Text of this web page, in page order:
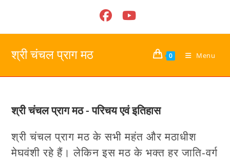
content
श्री चंचल प्राग मठ 0 Menu
श्री चंचल प्राग मठ - परिचय एवं इतिहास
श्री चंचल प्राग मठ के सभी महंत और मठाधीश
मेघवंशी रहे हैं। लेकिन इस मठ के भक्त हर जाति-वर्ग